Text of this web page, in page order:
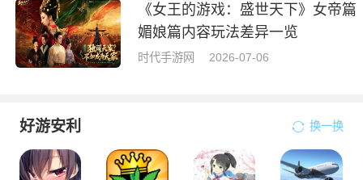
《女王的游戏：盛世天下》女帝篇
媚娘篇内容玩法差异一览
时代手游网 2026-07-06
好游安利 换一换